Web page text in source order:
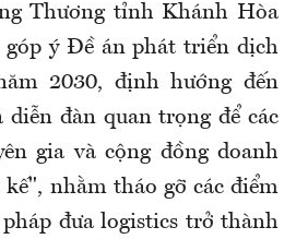
Thương tỉnh Khánh Hòa
góp ý Đề án phát triển dịch
2030, định hướng đến
diễn đàn quan trọng để các
gia và cộng đồng doanh
nhằm tháo gỡ các điểm
đưa logistics trở thành